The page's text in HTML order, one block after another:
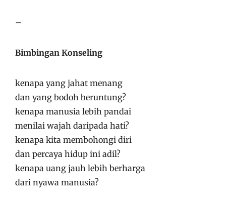
–
Bimbingan Konseling
kenapa yang jahat menang
dan yang bodoh beruntung?
kenapa manusia lebih pandai
menilai wajah daripada hati?
kenapa kita membohongi diri
dan percaya hidup ini adil?
kenapa uang jauh lebih berharga
dari nyawa manusia?